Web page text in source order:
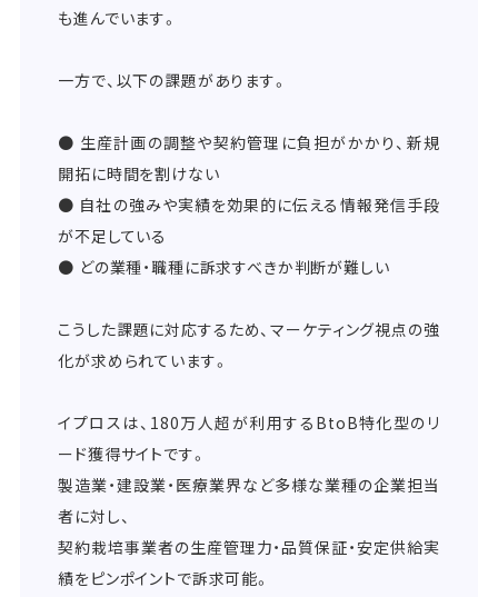
も進んでいます。
一方で、以下の課題があります。
● 生産計画の調整や契約管理に負担がかかり、新規
開拓に時間を割けない
● 自社の強みや実績を効果的に伝える情報発信手段
が不足している
● どの業種・職種に訴求すべきか判断が難しい
こうした課題に対応するため、マーケティング視点の強
化が求められています。
イプロスは、180万人超が利用するBtoB特化型のリ
ード獲得サイトです。
製造業・建設業・医療業界など多様な業種の企業担当
者に対し、
契約栽培事業者の生産管理力・品質保証・安定供給実
績をピンポイントで訴求可能。